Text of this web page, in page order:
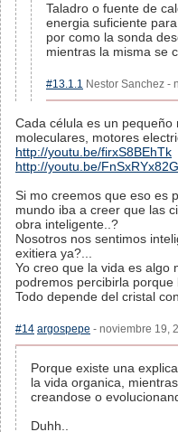
Taladro o fuente de
energia suficiente
por como la sonda
mientras la misma se
#13.1.1 Nestor Sanchez -
Cada célula es un
moleculares, motores
http://youtu.be/firxS8BEhTk
http://youtu.be/
Si mo creemos que eso es
mundo iba a creer que las
obra inteligente..?
Nosotros nos sentimos
exitiera ya?...
Yo creo que la vida es algo
podremos percibirla
Todo depende del cristal
#14 argospepe - noviembre 19,
Porque existe una
la vida organica,
creandose o
Duhh..